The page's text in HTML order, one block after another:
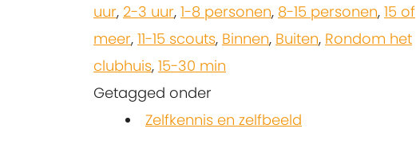
uur, 2-3 uur, 1-8 personen, 8-15 personen, 15 of
meer, 11-15 scouts, Binnen, Buiten, Rondom het
clubhuis, 15-30 min
Getagged onder
Zelfkennis en zelfbeeld